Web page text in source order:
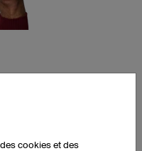
cookies et des